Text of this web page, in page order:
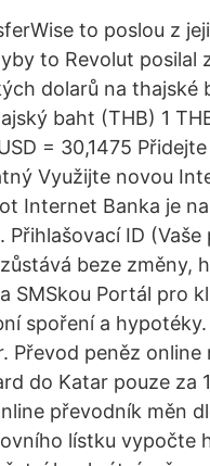
to poslou z
to Revolut posilal
dolarů na thajské
baht (THB) 1
= 30,1475
Využijte novou
Internet Banka je
Přihlašovací ID (Vaše
beze změny,
SMSkou Portál pro
spoření a hypotéky.
Převod peněz online
do Katar pouze za
převodník měn
lístku vypočte